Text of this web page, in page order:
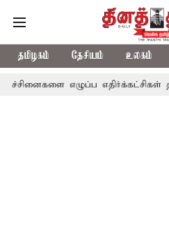
தமிழகம் தேசியம் உலகம்
எழுப்ப எதிர்க்கட்சிகள் திட்டம்